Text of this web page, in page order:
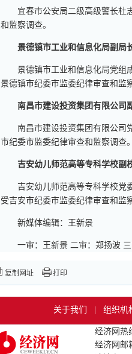
宜春市公安局二级高级警长杜
和监察调查。
景德镇市工业和信息化局副局
景德镇市工业和信息化局党组
景德镇市纪委市监委纪律审查和监
南昌市建设投资集团有限公司
南昌市建设投资集团有限公司
市纪委市监委纪律审查和监察调查。
吉安幼儿师范高等专科学校副
吉安幼儿师范高等专科学校党
受吉安市纪委市监委纪律审查和监
新媒体编辑：王新景
一审：王新景 二审：郑扬波
复制网址 打印
关于我们 组织机
经济网热
经济网邮